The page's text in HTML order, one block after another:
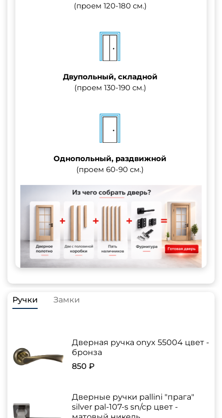
(проем 120-180 см.)
Двупольный, складной
(проем 130-190 см.)
Однопольный, раздвижной
(проем 60-90 см.)
Ручки Замки
Дверная ручка onyx 55004 цвет -
бронза
850 ₽
Дверные ручки pallini "прага"
silver pal-107-s sn/cp цвет -